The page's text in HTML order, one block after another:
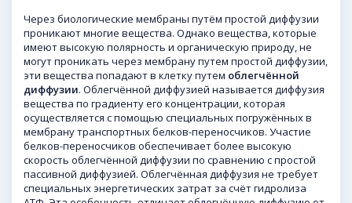
Через биологические мембраны путём простой диффузии
проникают многие вещества. Однако вещества, которые
имеют высокую полярность и органическую природу, не
могут проникать через мембрану путем простой диффузии,
эти вещества попадают в клетку путем облегчённой
диффузии. Облегчённой диффузией называется диффузия
вещества по градиенту его концентрации, которая
осуществляется с помощью специальных погружённых в
мембрану транспортных белков-переносчиков. Участие
белков-переносчиков обеспечивает более высокую
скорость облегчённой диффузии по сравнению с простой
пассивной диффузией. Облегчённая диффузия не требует
специальных энергетических затрат за счёт гидролиза